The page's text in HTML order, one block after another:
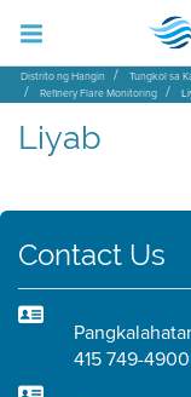
Distrito ng Hangin Tungkol sa
Refinery Flare Monitoring
Liyab
Contact Us
415 749-4900